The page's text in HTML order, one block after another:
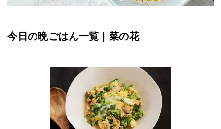
今日の晩ごはん一覧 | 菜の花